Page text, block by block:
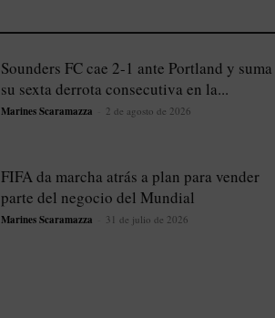
Sounders FC cae 2-1 ante Portland y suma
su sexta derrota consecutiva en la...
Marines Scaramazza 2 de agosto de 2026
FIFA da marcha atrás a plan para vender
parte del negocio del Mundial
Marines Scaramazza 31 de julio de 2026